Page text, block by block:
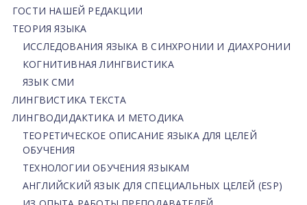
ГОСТИ НАШЕЙ РЕДАКЦИИ
ТЕОРИЯ ЯЗЫКА
ИССЛЕДОВАНИЯ ЯЗЫКА В СИНХРОНИИ И ДИАХРОНИИ
КОГНИТИВНАЯ ЛИНГВИСТИКА
ЯЗЫК СМИ
ЛИНГВИСТИКА ТЕКСТА
ЛИНГВОДИДАКТИКА И МЕТОДИКА
ТЕОРЕТИЧЕСКОЕ ОПИСАНИЕ ЯЗЫКА ДЛЯ ЦЕЛЕЙ
ОБУЧЕНИЯ
ТЕХНОЛОГИИ ОБУЧЕНИЯ ЯЗЫКАМ
АНГЛИЙСКИЙ ЯЗЫК ДЛЯ СПЕЦИАЛЬНЫХ ЦЕЛЕЙ (ESP)